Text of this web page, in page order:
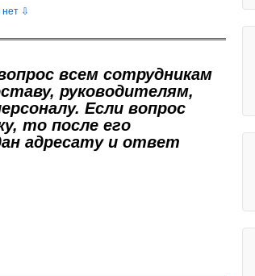
нет ⇩
всем сотрудникам
руководителям,
Если вопрос
то после его
адресату и ответ